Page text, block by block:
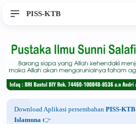
PISS-KTB
Download Aplikasi persembahan PISS-KTB
Islamuna 👉